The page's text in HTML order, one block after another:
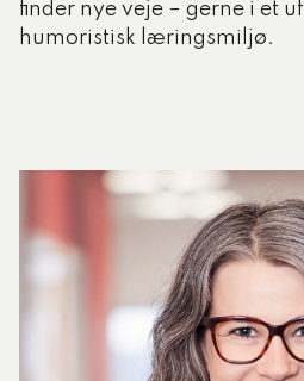
finder nye veje – gerne i et
humoristisk læringsmiljø.